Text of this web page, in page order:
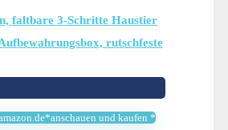
faltbare 3-Schritte Haustier
rutschfeste
(Grau S1)
und kaufen *